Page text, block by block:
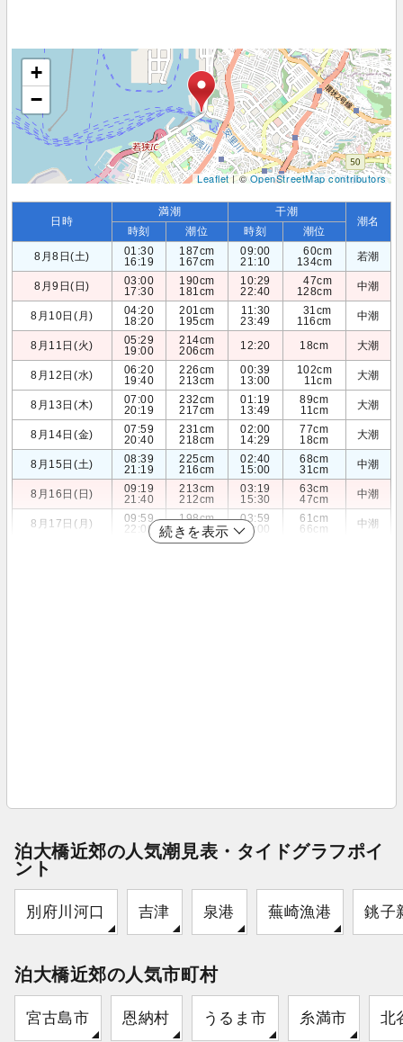
+
−
Leaflet| ©OpenStreetMap contributors
日時
満潮 干潮
潮名
時刻 潮位 時刻
潮位
8月8日(土)
01:30
16:19
187cm
167cm
09:00
21:10
60cm
134cm
若潮
8月9日(日)
03:00
17:30
190cm
181cm
10:29
22:40
47cm
128cm
中潮
8月10日(月)
04:20
18:20
201cm
195cm
11:30
23:49
31cm
116cm
中潮
8月11日(火)
05:29
19:00
214cm
206cm
12:20 18cm 大潮
8月12日(水)
06:20
19:40
226cm
213cm
00:39
13:00
102cm
11cm
大潮
8月13日(木)
07:00
20:19
232cm
217cm
01:19
13:49
89cm
11cm
大潮
8月14日(金)
07:59
20:40
231cm
218cm
02:00
14:29
77cm
18cm
大潮
8月15日(土)
08:39
21:19
225cm
216cm
02:40
15:00
68cm
31cm
中潮
8月16日(日)
09:19
21:40
213cm
212cm
03:19
15:30
63cm
47cm
中潮
8月17日(月)
09:59
22:00
198cm
207cm
03:59
16:00
61cm
66cm
中潮
続きを表示
泊大橋近郊の人気潮見表・タイドグラフポイ
ント
別府川河口 吉津 泉港 蕪崎漁港 銚子
泊大橋近郊の人気市町村
宮古島市 恩納村 うるま市 糸満市 北